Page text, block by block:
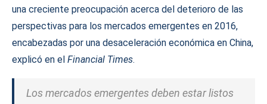
una creciente preocupación acerca del deterioro de las
perspectivas para los mercados emergentes en 2016,
encabezadas por una desaceleración económica en China,
explicó en el Financial Times.
Los mercados emergentes deben estar listos